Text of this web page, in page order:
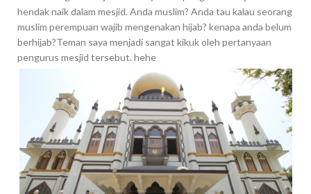
hendak naik dalam mesjid. Anda muslim? Anda tau kalau seorang
muslim perempuan wajib mengenakan hijab? kenapa anda belum
berhijab?Teman saya menjadi sangat kikuk oleh pertanyaan
pengurus mesjid tersebut. hehe